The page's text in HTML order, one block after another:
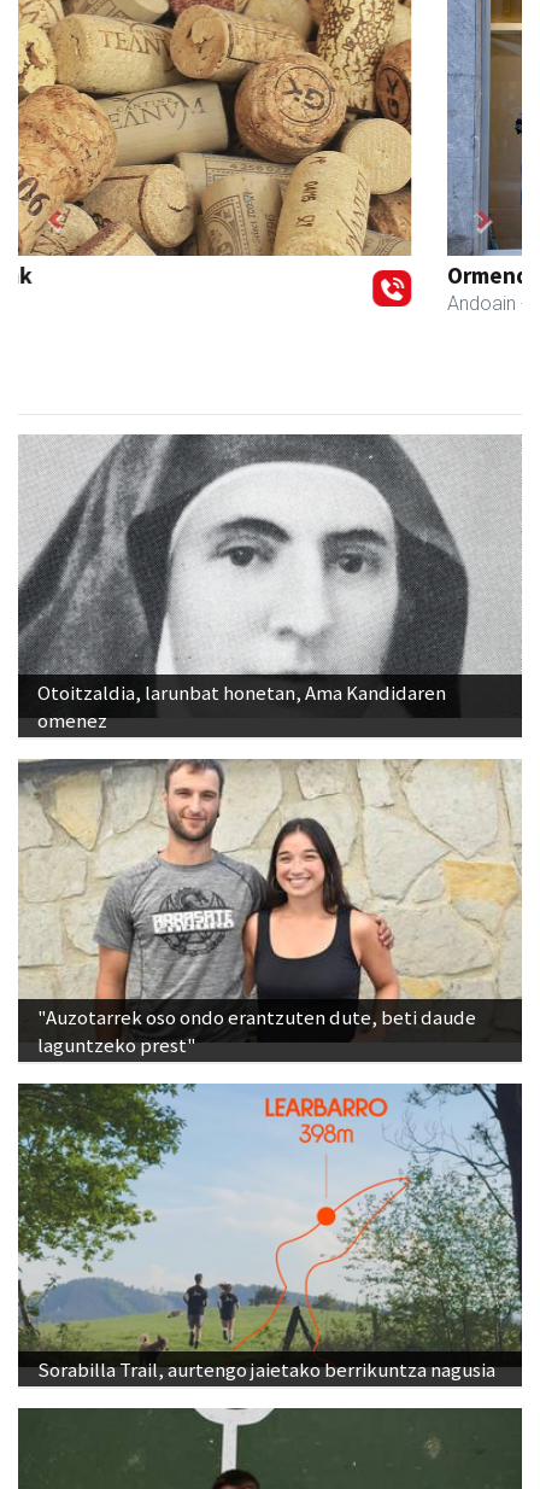
Ormendi kirolak
Previous Next
Otoitzaldia, larunbat honetan, Ama Kandidaren
omenez
"Auzotarrek oso ondo erantzuten dute, beti daude
laguntzeko prest"
Sorabilla Trail, aurtengo jaietako berrikuntza nagusia